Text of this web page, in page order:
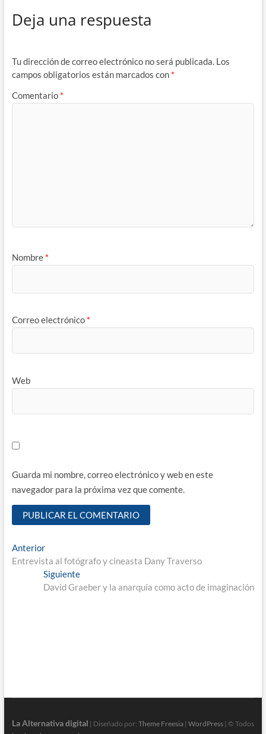
Deja una respuesta
Tu dirección de correo electrónico no será publicada. Los
campos obligatorios están marcados con *
Comentario *
Nombre *
Correo electrónico *
Web
Guarda mi nombre, correo electrónico y web en este
navegador para la próxima vez que comente.
Navegación
de
entradas
AnteriorEntrada
anterior:
Entrevista al fotógrafo y cineasta Dany Traverso
SiguienteEntrada
siguiente:
David Graeber y la anarquía como acto de imaginación
La Alternativa digital | Diseñado por: Theme Freesia| WordPress| © Todos